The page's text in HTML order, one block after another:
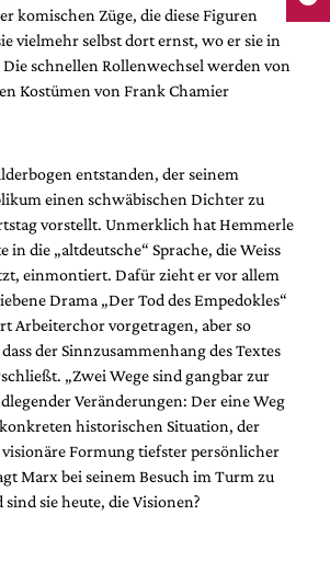
komischen Züge, die diese Figuren
vielmehr selbst dort ernst, wo er sie in
schnellen Rollenwechsel werden von
Kostümen von Frank Chamier
entstanden, der seinem
einen schwäbischen Dichter zu
vorstellt. Unmerklich hat Hemmerle
in die „altdeutsche“ Sprache, die Weiss
einmontiert. Dafür zieht er vor allem
Drama „Der Tod des Empedokles“
Arbeiterchor vorgetragen, aber so
der Sinnzusammenhang des Textes
„Zwei Wege sind gangbar zur
Veränderungen: Der eine Weg
historischen Situation, der
visionäre Formung tiefster persönlicher
Marx bei seinem Besuch im Turm zu
sie heute, die Visionen?